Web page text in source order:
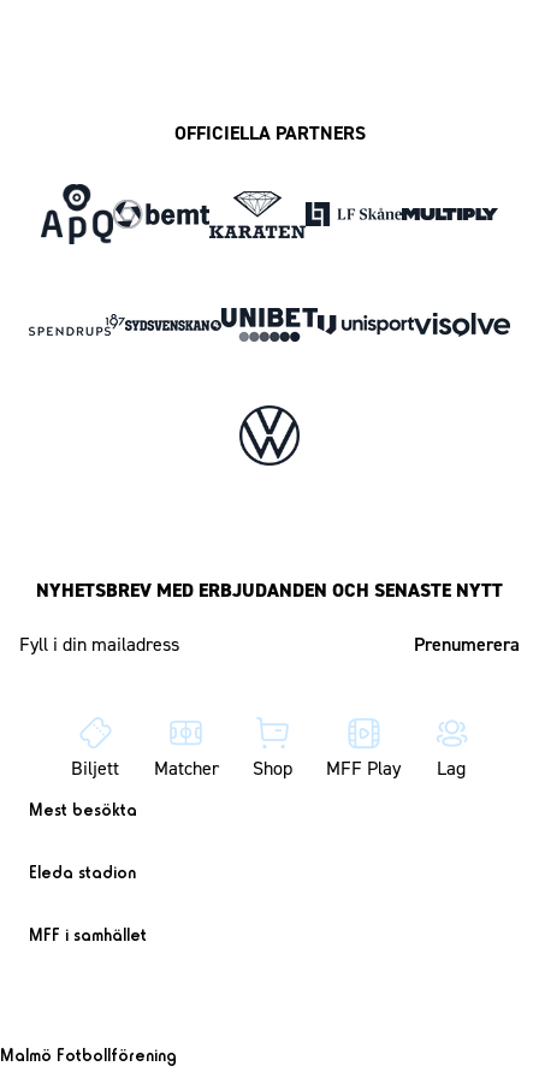
OFFICIELLA PARTNERS
NYHETSBREV MED ERBJUDANDEN OCH SENASTE NYTT
Biljett Matcher Shop MFF Play Lag
Mest besökta
Eleda stadion
MFF i samhället
Malmö Fotbollförening